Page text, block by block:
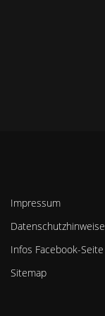
Impressum
Datenschutzhinweise
Infos Facebook-Seite
Sitemap